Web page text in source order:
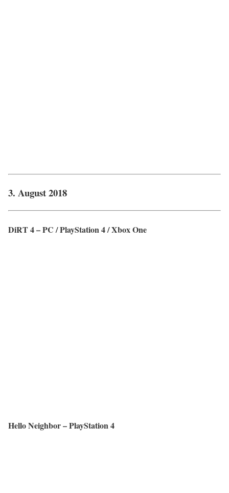
3. August 2018
DiRT 4 – PC / PlayStation 4 / Xbox One
Hello Neighbor – PlayStation 4